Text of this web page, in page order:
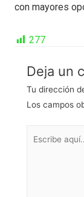
con mayores
277
Deja un
Tu dirección
Los campos